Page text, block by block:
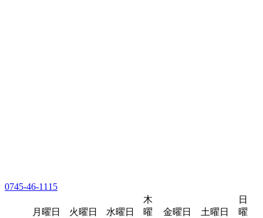
0745-46-1115
月曜日 火曜日 水曜日
木
曜
金曜日 土曜日
日
曜